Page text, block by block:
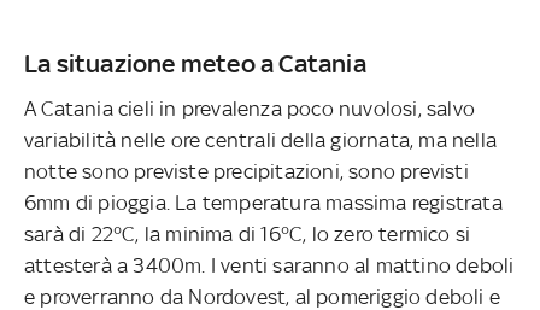
La situazione meteo a Catania
A Catania cieli in prevalenza poco nuvolosi, salvo
variabilità nelle ore centrali della giornata, ma nella
notte sono previste precipitazioni, sono previsti
6mm di pioggia. La temperatura massima registrata
sarà di 22°C, la minima di 16°C, lo zero termico si
attesterà a 3400m. I venti saranno al mattino deboli
e proverranno da Nordovest, al pomeriggio deboli e